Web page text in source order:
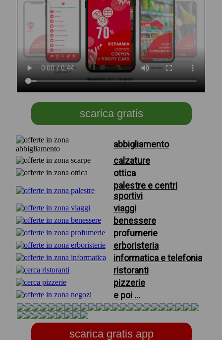
scarica gratis
abbigliamento
calzature
ottica
palestre e centri
sportivi
viaggi
benessere
profumerie
erboristeria
informatica e telefonia
ristoranti
pizzerie
e poi ...
scarica gratis app